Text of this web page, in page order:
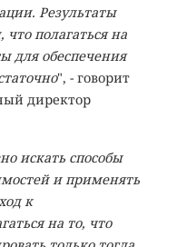
Результаты
полагаться на
для обеспечения
", - говорит
директор
искать способы
и применять
к
на то, что